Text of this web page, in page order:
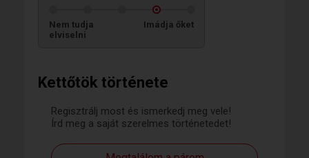
Kettőtök története
Regisztrálj most és ismerkedj meg vele!
Írd meg a saját szerelmes történetedet!
Nem tudja
elviselni
Imádja őket